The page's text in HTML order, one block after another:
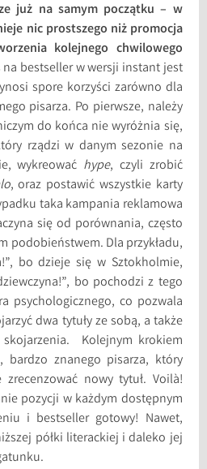
już na samym początku – w
nic prostszego niż promocja
kolejnego chwilowego
na bestseller w wersji instant jest
spore korzyści zarówno dla
pisarza. Po pierwsze, należy
do końca nie wyróżnia się,
rządzi w danym sezonie na
wykreować hype, czyli zrobić
, oraz postawić wszystkie karty
taka kampania reklamowa
się od porównania, często
podobieństwem. Dla przykładu,
bo dzieje się w Sztokholmie,
bo pochodzi z tego
psychologicznego, co pozwala
dwa tytuły ze sobą, a także
skojarzenia. Kolejnym krokiem
bardzo znanego pisarza, który
nowy tytuł. Voilà!
pozycji w każdym dostępnym
i bestseller gotowy! Nawet,
półki literackiej i daleko jej